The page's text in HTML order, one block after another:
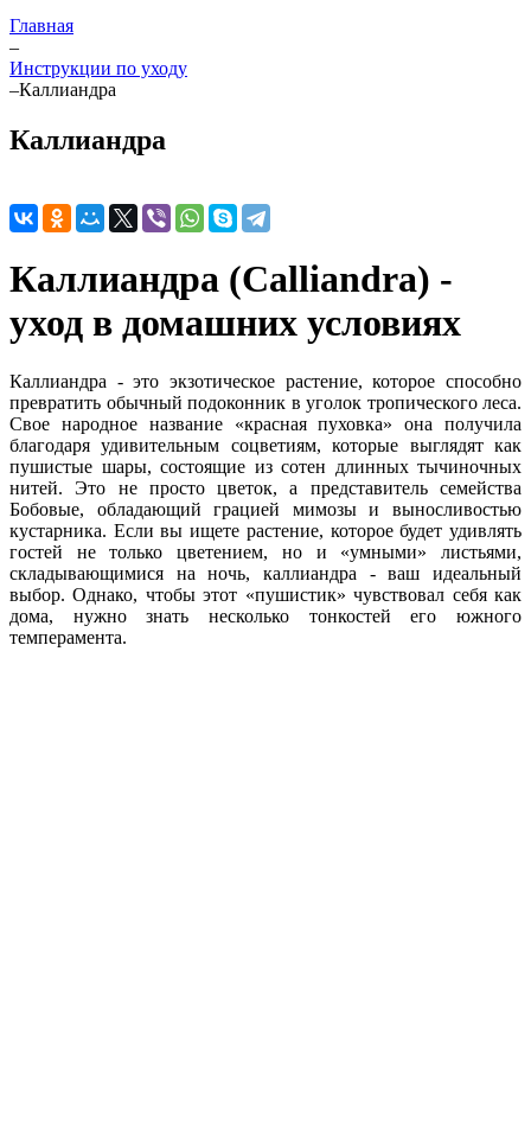
Главная
–
Инструкции по уходу
–Каллиандра
Каллиандра
Каллиандра (Calliandra) -
уход в домашних условиях
Каллиандра - это экзотическое растение, которое способно
превратить обычный подоконник в уголок тропического леса.
Свое народное название «красная пуховка» она получила
благодаря удивительным соцветиям, которые выглядят как
пушистые шары, состоящие из сотен длинных тычиночных
нитей. Это не просто цветок, а представитель семейства
Бобовые, обладающий грацией мимозы и выносливостью
кустарника. Если вы ищете растение, которое будет удивлять
гостей не только цветением, но и «умными» листьями,
складывающимися на ночь, каллиандра - ваш идеальный
выбор. Однако, чтобы этот «пушистик» чувствовал себя как
дома, нужно знать несколько тонкостей его южного
темперамента.